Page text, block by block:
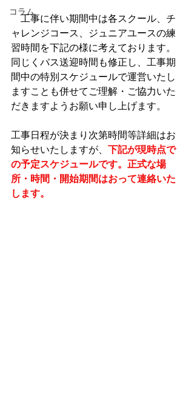
コラム
工事に伴い期間中は各スクール、チ
ャレンジコース、ジュニアユースの練
習時間を下記の様に考えております。
同じくバス送迎時間も修正し、工事期
間中の特別スケジュールで運営いたし
ますことも併せてご理解・ご協力いた
だきますようお願い申し上げます。
工事日程が決まり次第時間等詳細はお
知らせいたしますが、 下記が現時点で
の予定スケジュールです。正式な場
所・時間・開始期間はおって連絡いた
します。